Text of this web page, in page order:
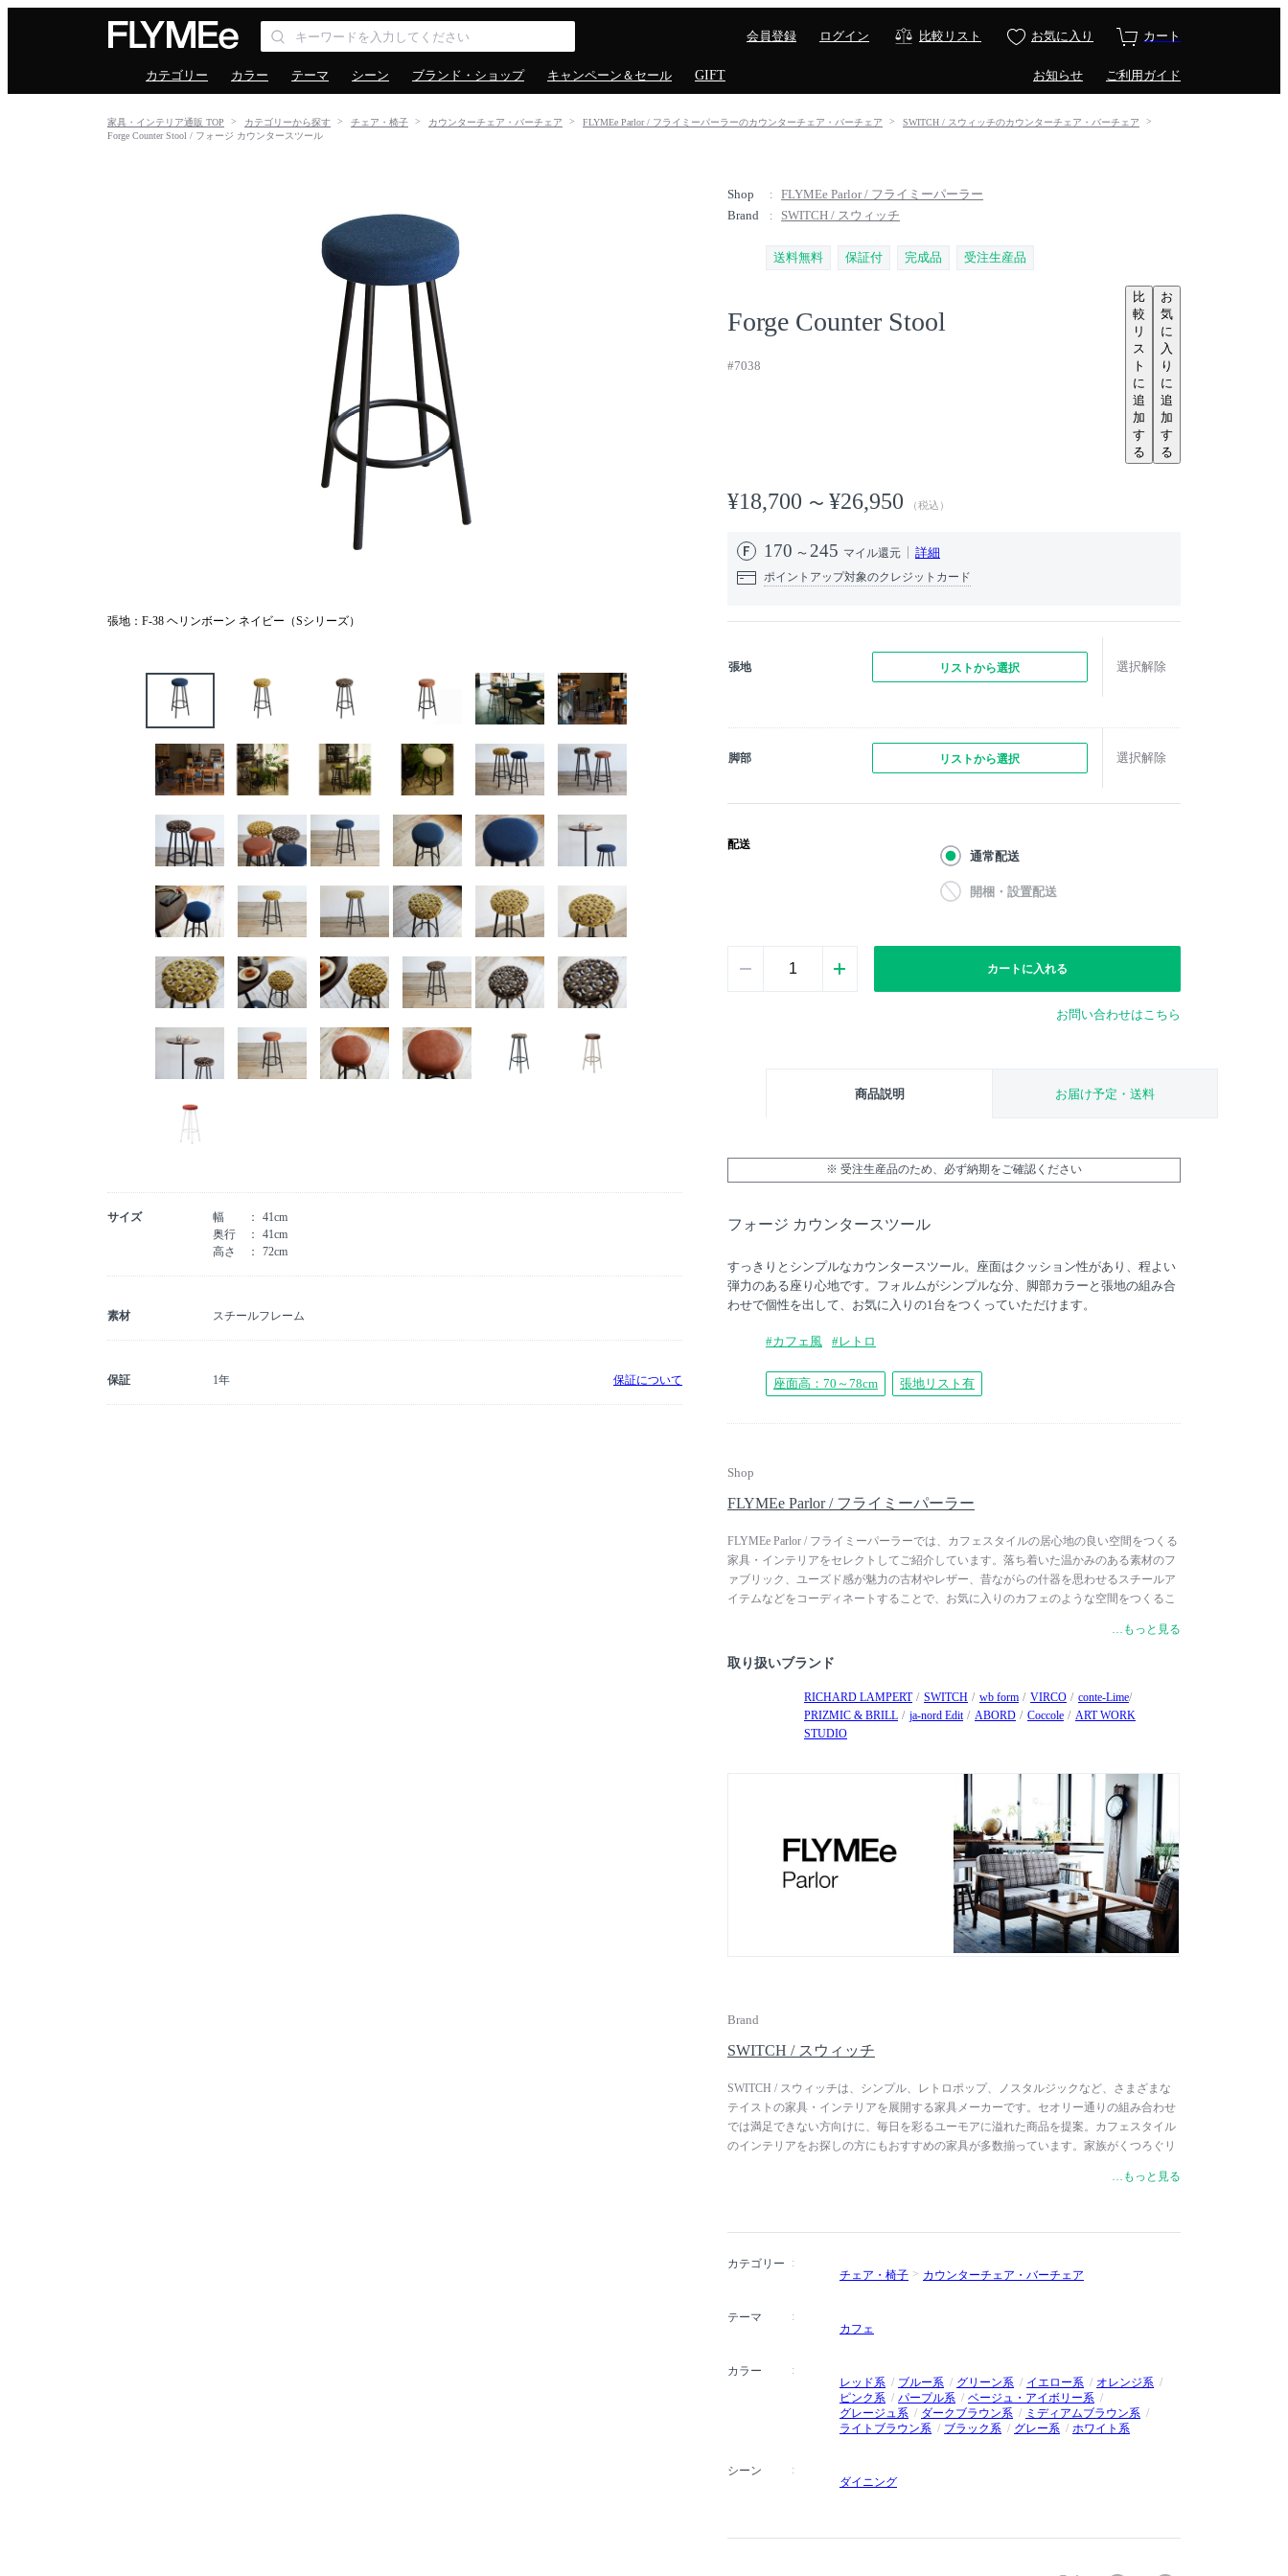
会員登録 ログイン 比較リスト お気に入り カート
カテゴリー カラー テーマ シーン ブランド・ショップ キャンペーン＆セール GIFT お知らせ ご利用ガイド
家具・インテリア通販 TOP カテゴリーから探す チェア・椅子 カウンターチェア・バーチェア FLYMEe Parlor / フライミーパーラーのカウンターチェア・バーチェア
SWITCH / スウィッチのカウンターチェア・バーチェア
Forge Counter Stool / フォージ カウンタースツール
Shop
FLYMEe Parlor / フライミーパーラー
Brand
SWITCH / スウィッチ
送料無料 保証付 完成品 受注生産品
Forge Counter Stool
#7038
比
較
リ
ス
ト
に
追
加
す
る
お
気
に
入
り
に
追
加
す
る
¥18,700 ¥26,950 （税込）
170 245 マイル還元 詳細
ポイントアップ対象のクレジットカード
張地 リストから選択 選択解除
脚部 リストから選択 選択解除
配送
通常配送
開梱・設置配送
カートに入れる
お問い合わせはこちら
商品説明 お届け予定・送料
※ 受注生産品のため、必ず納期をご確認ください
フォージ カウンタースツール
すっきりとシンプルなカウンタースツール。座面はクッション性があり、程よい
弾力のある座り心地です。フォルムがシンプルな分、脚部カラーと張地の組み合
わせで個性を出して、お気に入りの1台をつくっていただけます。
#カフェ風 #レトロ
座面高：70～78cm 張地リスト有
Shop
FLYMEe Parlor / フライミーパーラー
FLYMEe Parlor / フライミーパーラーでは、カフェスタイルの居心地の良い空間をつくる
家具・インテリアをセレクトしてご紹介しています。落ち着いた温かみのある素材のフ
ァブリック、ユーズド感が魅力の古材やレザー、昔ながらの什器を思わせるスチールア
イテムなどをコーディネートすることで、お気に入りのカフェのような空間をつくるこ
…もっと見る
取り扱いブランド
RICHARD LAMPERT SWITCH wb form VIRCO
conte-Lime
PRIZMIC & BRILL
ja-nord Edit ABORD Coccole
ART WORK
STUDIO
Brand
SWITCH / スウィッチ
SWITCH / スウィッチは、シンプル、レトロポップ、ノスタルジックなど、さまざまな
テイストの家具・インテリアを展開する家具メーカーです。セオリー通りの組み合わせ
では満足できない方向けに、毎日を彩るユーモアに溢れた商品を提案。カフェスタイル
のインテリアをお探しの方にもおすすめの家具が多数揃っています。家族がくつろぐリ
好みに合わせて選べるバリエーション豊富なデザインとファブリックから自由に組み合
…もっと見る
カテゴリー
チェア・椅子
カウンターチェア・バーチェア
テーマ
カフェ
カラー
レッド系
ブルー系 グリーン系 イエロー系
オレンジ系
ピンク系
パープル系
ベージュ・アイボリー系
グレージュ系
ダークブラウン系
ミディアムブラウン系
ライトブラウン系
ブラック系 グレー系 ホワイト系
シーン
ダイニング
張地：F-38 ヘリンボーン ネイビー（Sシリーズ）
サイズ 幅
41cm
奥行
41cm
高さ
72cm
素材 スチールフレーム
保証 1年 保証について